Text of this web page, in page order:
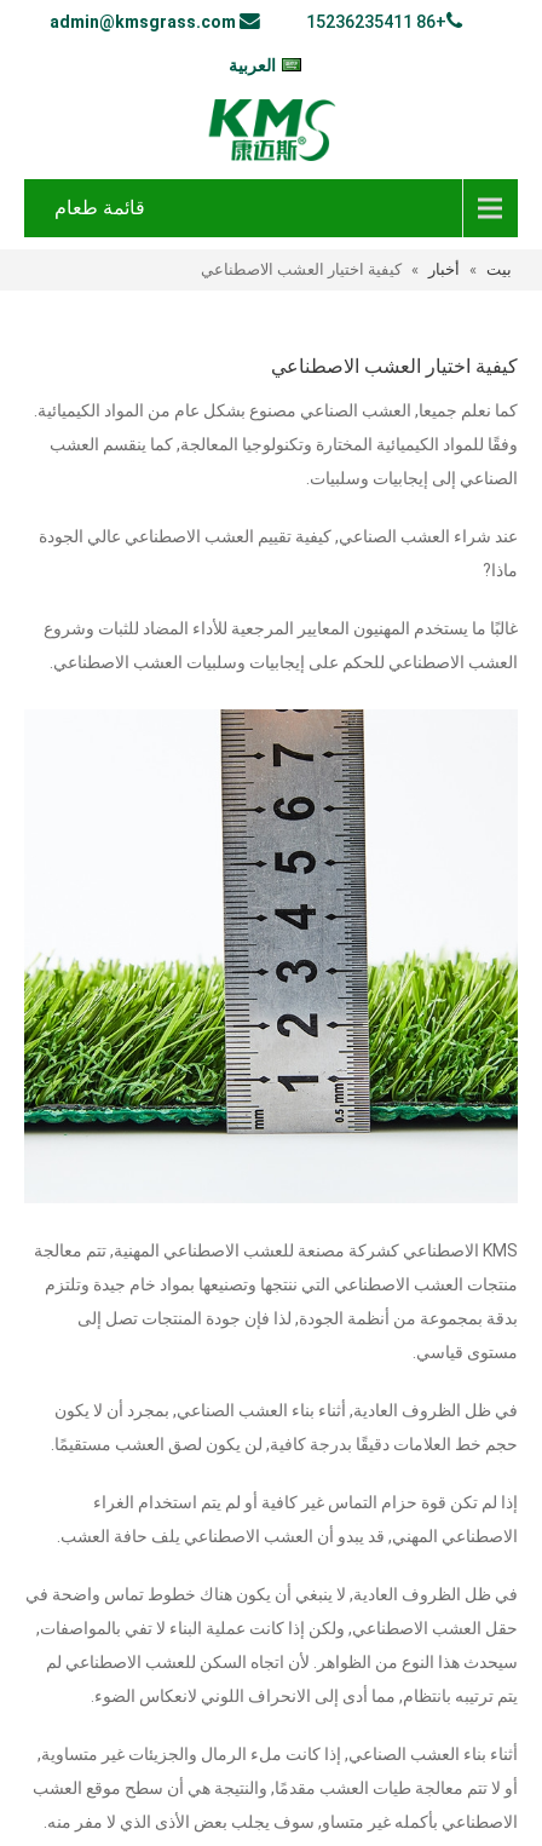
+86 15236235411
admin@kmsgrass.com
العربية
قائمة طعام
بيت » أخبار » كيفية اختيار العشب الاصطناعي
كيفية اختيار العشب الاصطناعي
كما نعلم جميعا, العشب الصناعي مصنوع بشكل عام من المواد الكيميائية.
وفقًا للمواد الكيميائية المختارة وتكنولوجيا المعالجة, كما ينقسم العشب
الصناعي إلى إيجابيات وسلبيات.
عند شراء العشب الصناعي, كيفية تقييم العشب الاصطناعي عالي الجودة
ماذا?
غالبًا ما يستخدم المهنيون المعايير المرجعية للأداء المضاد للثبات وشروع
العشب الاصطناعي للحكم على إيجابيات وسلبيات العشب الاصطناعي.
KMS الاصطناعي كشركة مصنعة للعشب الاصطناعي المهنية, تتم معالجة
منتجات العشب الاصطناعي التي ننتجها وتصنيعها بمواد خام جيدة وتلتزم
بدقة بمجموعة من أنظمة الجودة, لذا فإن جودة المنتجات تصل إلى
مستوى قياسي.
في ظل الظروف العادية, أثناء بناء العشب الصناعي, بمجرد أن لا يكون
حجم خط العلامات دقيقًا بدرجة كافية, لن يكون لصق العشب مستقيمًا.
إذا لم تكن قوة حزام التماس غير كافية أو لم يتم استخدام الغراء
الاصطناعي المهني, قد يبدو أن العشب الاصطناعي يلف حافة العشب.
في ظل الظروف العادية, لا ينبغي أن يكون هناك خطوط تماس واضحة في
حقل العشب الاصطناعي, ولكن إذا كانت عملية البناء لا تفي بالمواصفات,
سيحدث هذا النوع من الظواهر. لأن اتجاه السكن للعشب الاصطناعي لم
يتم ترتيبه بانتظام, مما أدى إلى الانحراف اللوني لانعكاس الضوء.
أثناء بناء العشب الصناعي, إذا كانت ملء الرمال والجزيئات غير متساوية,
أو لا تتم معالجة طيات العشب مقدمًا, والنتيجة هي أن سطح موقع العشب
الاصطناعي بأكمله غير متساو, سوف يجلب بعض الأذى الذي لا مفر منه.